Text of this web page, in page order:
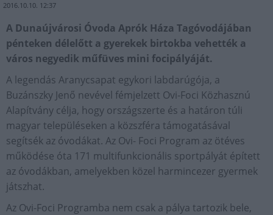
2016.10.10. 12:37
A Dunaújvárosi Óvoda Aprók Háza Tagóvodájában
pénteken délelőtt a gyerekek birtokba vehették a
város negyedik műfüves mini focipályáját.
A legendás Aranycsapat egykori labdarúgója, a
Buzánszky Jenő nevével fémjelzett Ovi-Foci Közhasznú
Alapítvány célja, hogy országszerte és a határon túli
magyar településeken a közszféra támogatásával
segítsék az óvodákat. Az Ovi- Foci Program az ötéves
működése óta 171 multifunkcionális sportpályát épített
az óvodákban, amelyekben közel harmincezer gyermek
játszhat.
Az Ovi-Foci Programba nem csak a pálya tartozik bele,